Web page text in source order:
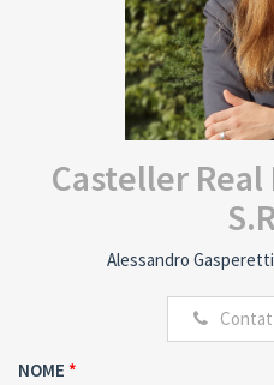
Casteller
Alessandro
NOME